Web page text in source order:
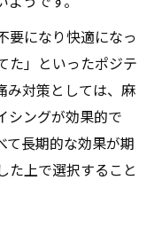
要になり快適になっ
た」といったポジテ
み対策としては、麻
シングが効果的で
て長期的な効果が期
た上で選択すること